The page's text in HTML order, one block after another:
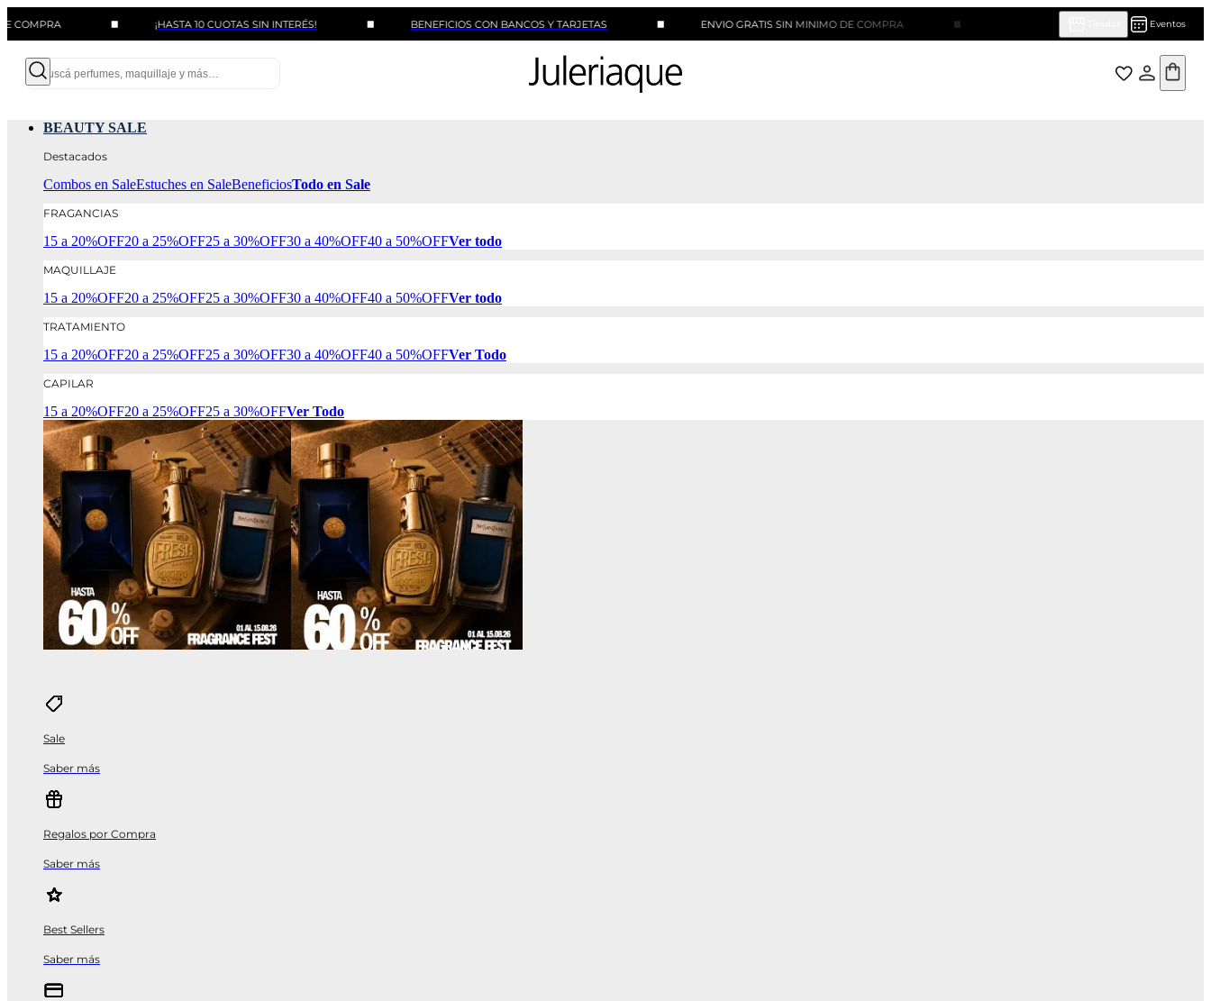
¡HASTA 10 CUOTAS SIN INTERÉS! BENEFICIOS CON BANCOS Y TARJETAS ENVIO GRATIS SIN MINIMO DE COMPRA ¡HASTA 10 CUOTAS SIN INTERÉS! Eventos
BEAUTY SALE
Destacados
Combos en SaleEstuches en SaleBeneficiosTodo en Sale
FRAGANCIAS
15 a 20%OFF20 a 25%OFF25 a 30%OFF30 a 40%OFF40 a 50%OFFVer todo
MAQUILLAJE
15 a 20%OFF20 a 25%OFF25 a 30%OFF30 a 40%OFF40 a 50%OFFVer todo
TRATAMIENTO
15 a 20%OFF20 a 25%OFF25 a 30%OFF30 a 40%OFF40 a 50%OFFVer Todo
CAPILAR
15 a 20%OFF20 a 25%OFF25 a 30%OFFVer Todo
Sale
Saber más
Regalos por Compra
Saber más
Best Sellers
Saber más